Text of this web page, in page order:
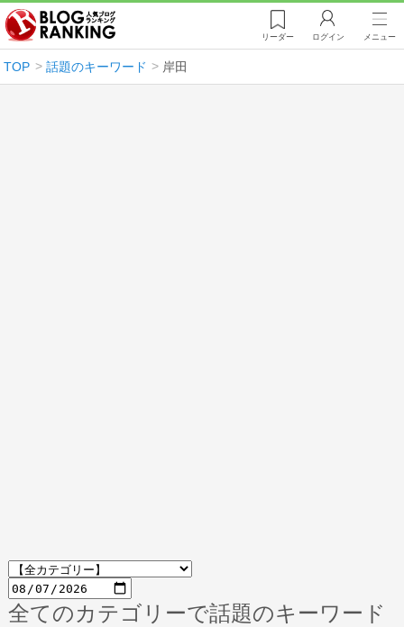
リーダー ログイン メニュー
TOP 話題のキーワード 岸田
全てのカテゴリーで話題のキーワード